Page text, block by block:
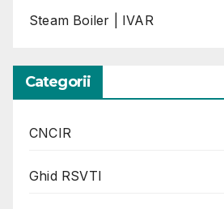
Steam Boiler | IVAR
Categorii
CNCIR
Ghid RSVTI